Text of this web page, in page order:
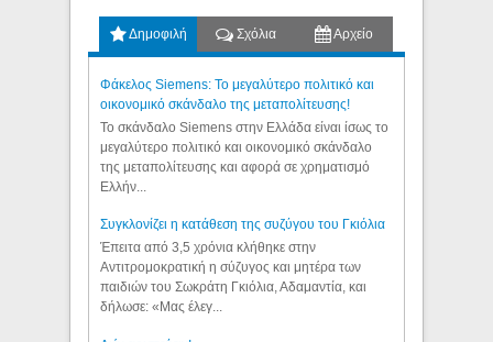
Δημοφιλή Σχόλια Αρχείο
Φάκελος Siemens: Το μεγαλύτερο πολιτικό και
οικονομικό σκάνδαλο της μεταπολίτευσης!
Το σκάνδαλο Siemens στην Ελλάδα είναι ίσως το
μεγαλύτερο πολιτικό και οικονομικό σκάνδαλο
της μεταπολίτευσης και αφορά σε χρηματισμό
Ελλήν...
Συγκλονίζει η κατάθεση της συζύγου του Γκιόλια
Έπειτα από 3,5 χρόνια κλήθηκε στην
Αντιτρομοκρατική η σύζυγος και μητέρα των
παιδιών του Σωκράτη Γκιόλια, Αδαμαντία, και
δήλωσε: «Μας έλεγ...